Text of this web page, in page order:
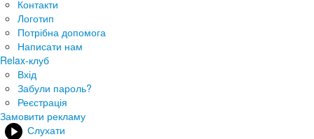
Контакти
Логотип
Потрібна допомога
Написати нам
Relax-клуб
Вхід
Забули пароль?
Реєстрація
Замовити рекламу
Слухати